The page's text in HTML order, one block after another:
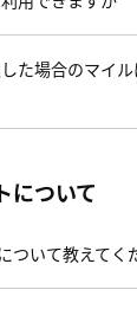
た場合のマイル
について
ついて教えてく